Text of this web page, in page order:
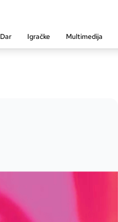
Dar Igračke Multimedija